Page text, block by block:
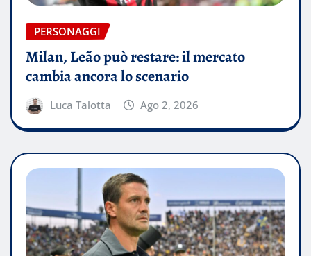
PERSONAGGI
Milan, Leão può restare: il mercato
cambia ancora lo scenario
Luca Talotta Ago 2, 2026